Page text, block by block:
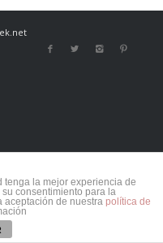
tenga la mejor experiencia de
consentimiento para la
aceptación de nuestra política de